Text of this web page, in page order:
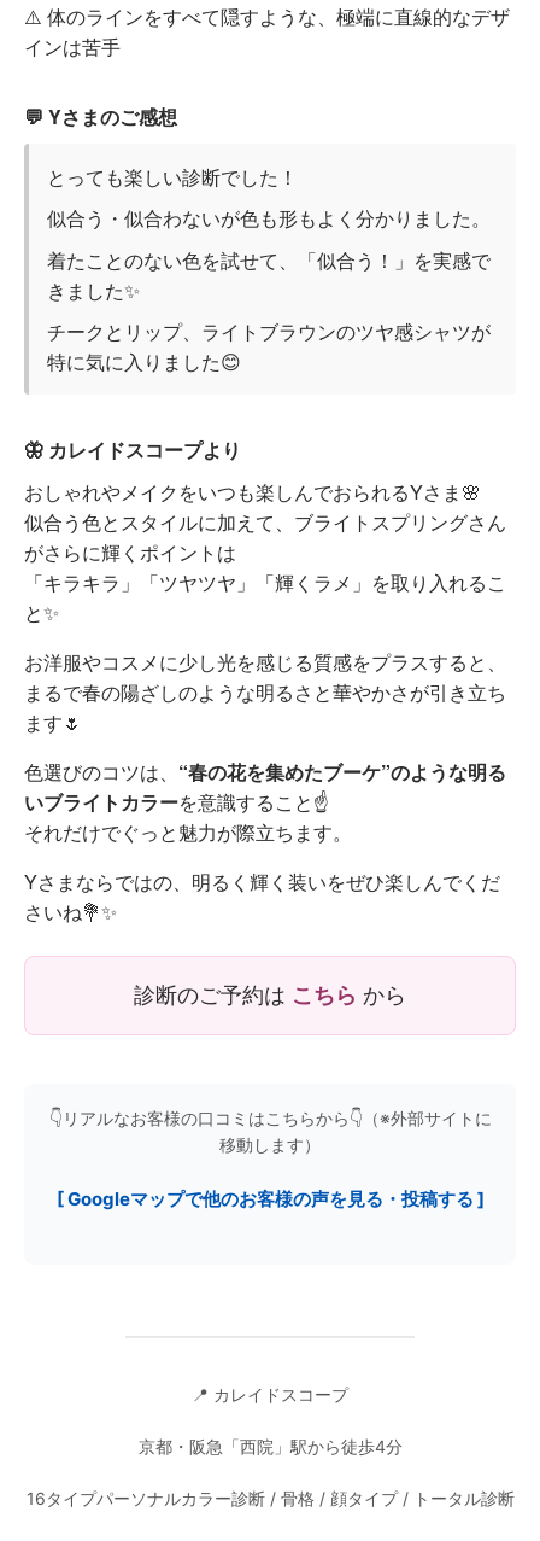
⚠️ 体のラインをすべて隠すような、極端に直線的なデザ
インは苦手
💬 Yさまのご感想
とっても楽しい診断でした！
似合う・似合わないが色も形もよく分かりました。
着たことのない色を試せて、「似合う！」を実感で
きました✨
チークとリップ、ライトブラウンのツヤ感シャツが
特に気に入りました😊
🦋 カレイドスコープより
おしゃれやメイクをいつも楽しんでおられるYさま🌸
似合う色とスタイルに加えて、ブライトスプリングさん
がさらに輝くポイントは
「キラキラ」「ツヤツヤ」「輝くラメ」を取り入れるこ
と✨
お洋服やコスメに少し光を感じる質感をプラスすると、
まるで春の陽ざしのような明るさと華やかさが引き立ち
ます🌷
色選びのコツは、 “春の花を集めたブーケ”のような明る
いブライトカラーを意識すること☝️
それだけでぐっと魅力が際立ちます。
Yさまならではの、明るく輝く装いをぜひ楽しんでくだ
さいね💐✨
診断のご予約は こちら から
👇リアルなお客様の口コミはこちらから👇（※外部サイトに
移動します）
[ Googleマップで他のお客様の声を見る・投稿する ]
━━━━━━━━━━━━━━━
📍 カレイドスコープ
京都・阪急「西院」駅から徒歩4分
16タイプパーソナルカラー診断 / 骨格 / 顔タイプ / トータル診断